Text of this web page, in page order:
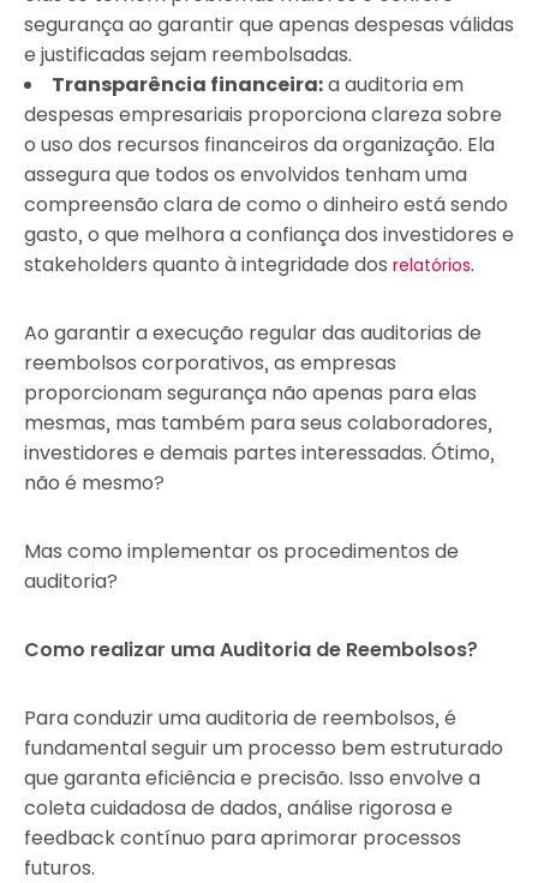
segurança ao garantir que apenas despesas válidas
e justificadas sejam reembolsadas.
Transparência financeira:a auditoria em
despesas empresariais proporciona clareza sobre
o uso dos recursos financeiros da organização. Ela
assegura que todos os envolvidos tenham uma
compreensão clara de como o dinheiro está sendo
gasto, o que melhora a confiança dos investidores e
stakeholders quanto à integridade dos relatórios.
Ao garantir a execução regular das auditorias de
reembolsos corporativos, as empresas
proporcionam segurança não apenas para elas
mesmas, mas também para seus colaboradores,
investidores e demais partes interessadas. Ótimo,
não é mesmo?
Mas como implementar os procedimentos de
auditoria?
Como realizar uma Auditoria de Reembolsos?
Para conduzir uma auditoria de reembolsos, é
fundamental seguir um processo bem estruturado
que garanta eficiência e precisão. Isso envolve a
coleta cuidadosa de dados, análise rigorosa e
feedback contínuo para aprimorar processos
futuros.